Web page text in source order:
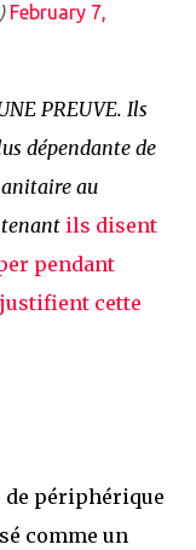
February 7,
PREUVE. Ils
dépendante de
au
ils disent
pendant
cette
de périphérique
comme un